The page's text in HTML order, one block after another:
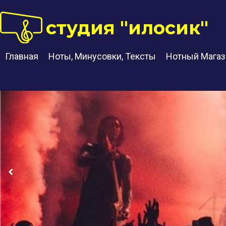
Главная Ноты, Минусовки, Тексты Нотный
студия "илосик"